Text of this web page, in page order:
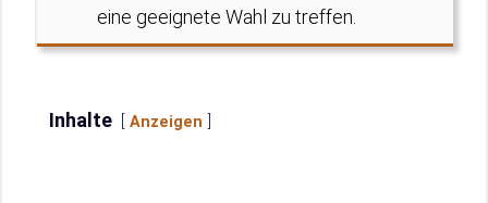
eine geeignete Wahl zu treffen.
Inhalte Anzeigen